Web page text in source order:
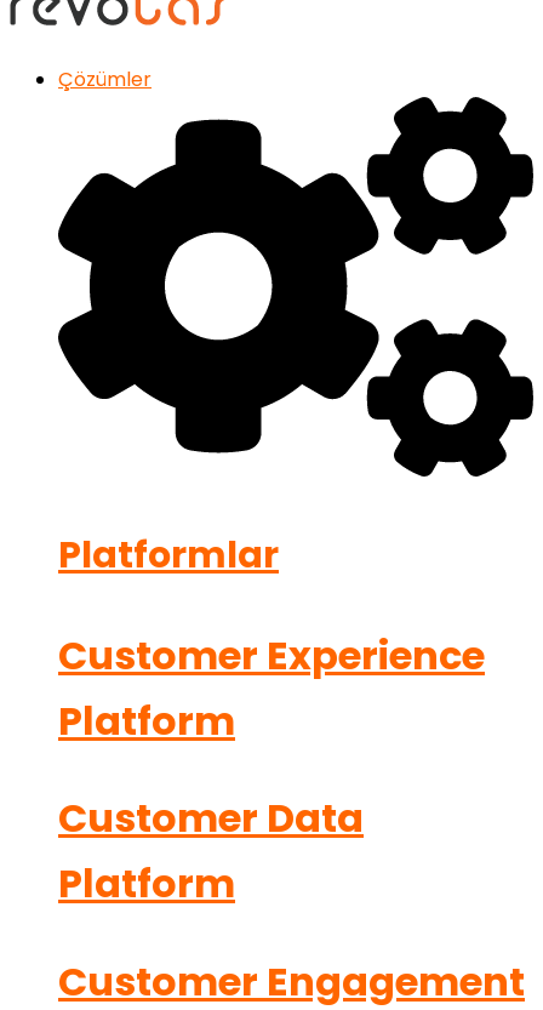
Çözümler
Platformlar
Customer Experience
Platform
Customer Data
Platform
Customer Engagement